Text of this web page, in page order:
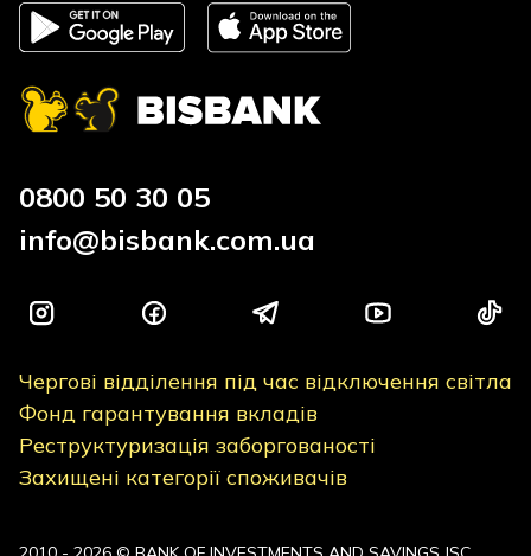
0800 50 30 05
info@bisbank.com.ua
Чергові відділення під час відключення світла
Фонд гарантування вкладів
Реструктуризація заборгованості
Захищені категорії споживачів